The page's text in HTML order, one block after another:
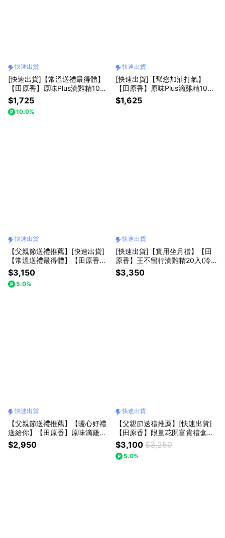
快速出貨
[快速出貨]【常溫送禮最得體】
【田原香】原味Plus滴雞精10入
(常溫品)【人氣款NO.1】
$1,725
10.0%
快速出貨
[快速出貨]【幫您加油打氣】
【田原香】原味Plus滴雞精10入
(冷凍品)【口感再升級】
$1,625
快速出貨
【父親節送禮推薦】[快速出貨]
【常溫送禮最得體】【田原香】
無藥材滴雞精20入(常溫品)(術後
送禮首推)
$3,150
5.0%
快速出貨
[快速出貨]【實用坐月禮】【田
原香】王不留行滴雞精20入(冷
凍品)【產後送禮】【哺乳媽媽必
備】
$3,350
快速出貨
【父親節送禮推薦】【暖心好禮
送給你】【田原香】原味滴雞精
20入(冷凍品)【健字號認證有效
對抗疲勞】[快速出貨]
$2,950
快速出貨
【父親節送禮推薦】[快速出貨]
【田原香】限量花開富貴禮盒
(常溫滴雞精 20入)精緻送禮送入
心
$3,100 $3,250
5.0%